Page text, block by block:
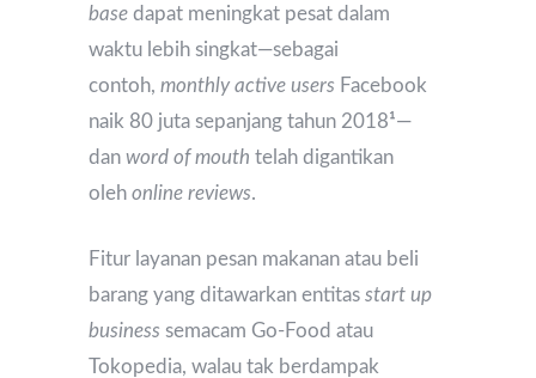
base dapat meningkat pesat dalam
waktu lebih singkat—sebagai
contoh, monthly active users Facebook
naik 80 juta sepanjang tahun 2018¹—
dan word of mouth telah digantikan
oleh online reviews.
Fitur layanan pesan makanan atau beli
barang yang ditawarkan entitas start up
business semacam Go-Food atau
Tokopedia, walau tak berdampak